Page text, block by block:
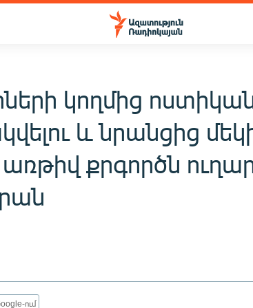
կողմից
և նրանցից
քրգործն
ում